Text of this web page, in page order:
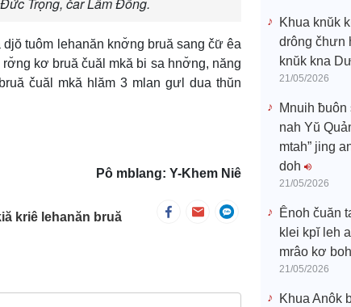
Trọng, čar Lâm Đồng.
tuôm lehanăn knơ̆ng bruă sang čư̆ êa
kơ bruă čuăl mkă bi sa hnơ̆ng, năng
čuăl mkă hlăm 3 mlan gưl dua thŭn
Pô mblang: Y-Khem Niê
kriê lehanăn bruă
Khua knŭk
drông čhưn
knŭk kna
21/05/2026
Mnuih
nah Yŭ
mtah” jing
doh
21/05/2026
Ênoh čuăn
klei kpĭ leh
mrâo kơ
21/05/2026
Khua Anôk